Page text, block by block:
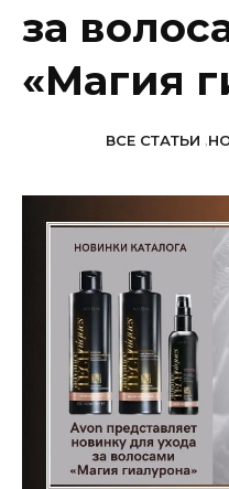
за
«Магия
ВСЕ СТАТЬИ ,